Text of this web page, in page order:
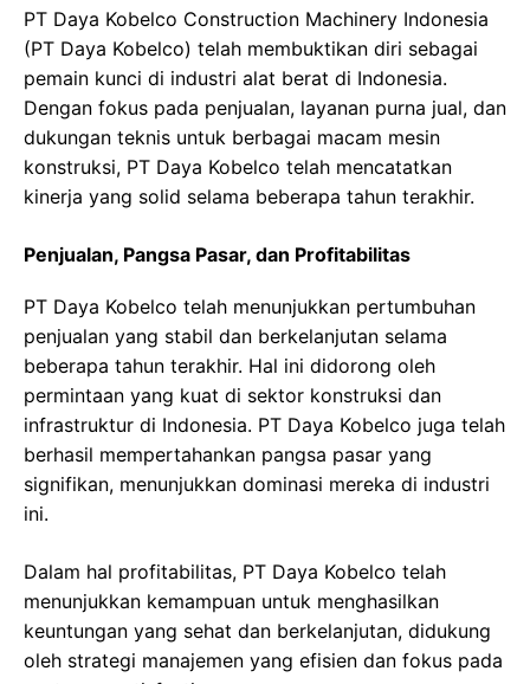
PT Daya Kobelco Construction Machinery Indonesia
(PT Daya Kobelco) telah membuktikan diri sebagai
pemain kunci di industri alat berat di Indonesia.
Dengan fokus pada penjualan, layanan purna jual, dan
dukungan teknis untuk berbagai macam mesin
konstruksi, PT Daya Kobelco telah mencatatkan
kinerja yang solid selama beberapa tahun terakhir.
Penjualan, Pangsa Pasar, dan Profitabilitas
PT Daya Kobelco telah menunjukkan pertumbuhan
penjualan yang stabil dan berkelanjutan selama
beberapa tahun terakhir. Hal ini didorong oleh
permintaan yang kuat di sektor konstruksi dan
infrastruktur di Indonesia. PT Daya Kobelco juga telah
berhasil mempertahankan pangsa pasar yang
signifikan, menunjukkan dominasi mereka di industri
ini.
Dalam hal profitabilitas, PT Daya Kobelco telah
menunjukkan kemampuan untuk menghasilkan
keuntungan yang sehat dan berkelanjutan, didukung
oleh strategi manajemen yang efisien dan fokus pada